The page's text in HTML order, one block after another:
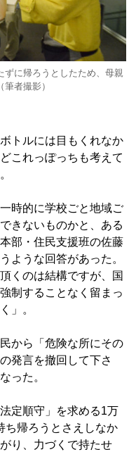
に帰ろうとしたため、母親
者撮影）
トルには目もくれなか
これっぽっちも考えて
時的に学校ごと地域ご
きないものかと、ある
部・住民支援班の佐藤
ような回答があった。
くのは結構ですが、国
制することなく留まっ
」。
から「危険な所にその
発言を撤回して下さ
った。
定順守」を求める1万
ち帰ろうとさえしなか
り、力づくで持たせ